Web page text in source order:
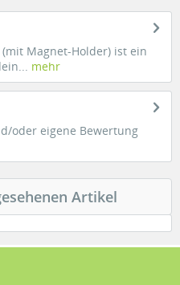
(mit Magnet‑Holder) ist ein
mehr
oder eigene Bewertung
Artikel